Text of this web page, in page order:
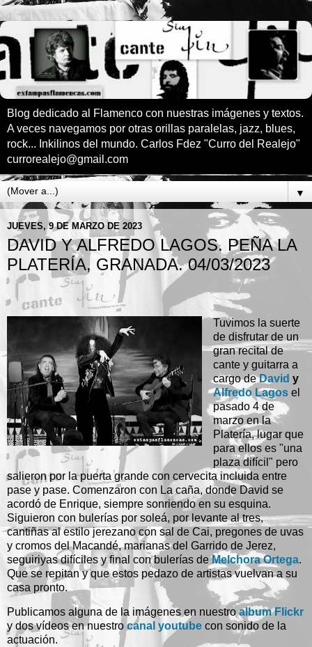
Blog dedicado al Flamenco con nuestras imágenes y textos.
A veces navegamos por otras orillas paralelas, jazz, blues,
rock... Inkilinos del mundo. Carlos Fdez "Curro del Realejo"
currorealejo@gmail.com
▼
JUEVES, 9 DE MARZO DE 2023
DAVID Y ALFREDO LAGOS. PEÑA LA
PLATERÍA, GRANADA. 04/03/2023
Tuvimos la suerte
de disfrutar de un
gran recital de
cante y guitarra a
cargo deDavid y
Alfredo Lagosel
pasado 4 de
marzo en la
Platería, lugar que
para ellos es "una
plaza difícil" pero
salieron por la puerta grande con cervecita incluida entre
pase y pase. Comenzaron con La caña, donde David se
acordó de Enrique, siempre sonriendo en su esquina.
Siguieron con bulerías por soleá, por levante al tres,
cantiñas al estilo jerezano con sal de Cai, pregones de uvas
y cromos del Macandé, marianas del Garrido de Jerez,
seguiriyas difíciles y final con bulerías deMelchora Ortega.
Que se repitan y que estos pedazo de artistas vuelvan a su
casa pronto.
Publicamos alguna de la imágenes en nuestroalbum Flickr
y dos vídeos en nuestro canal youtube con sonido de la
actuación.